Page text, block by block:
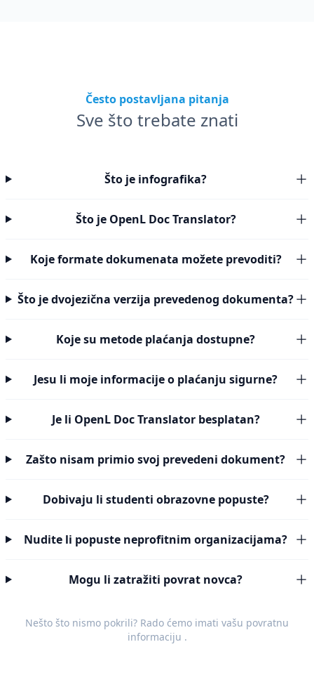
Često postavljana pitanja
Sve što trebate znati
Što je infografika?
Što je OpenL Doc Translator?
Koje formate dokumenata možete prevoditi?
Što je dvojezična verzija prevedenog dokumenta?
Koje su metode plaćanja dostupne?
Jesu li moje informacije o plaćanju sigurne?
Je li OpenL Doc Translator besplatan?
Zašto nisam primio svoj prevedeni dokument?
Dobivaju li studenti obrazovne popuste?
Nudite li popuste neprofitnim organizacijama?
Mogu li zatražiti povrat novca?
Nešto što nismo pokrili? Rado ćemo imati vašu povratnu
informaciju .